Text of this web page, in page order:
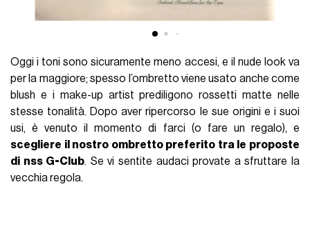
Oggi i toni sono sicuramente meno accesi, e il nude look va
per la maggiore; spesso l’ombretto viene usato anche come
blush e i make-up artist prediligono rossetti matte nelle
stesse tonalità. Dopo aver ripercorso le sue origini e i suoi
usi, è venuto il momento di farci (o fare un regalo), e
scegliere il nostro ombretto preferito tra le proposte
di nss G-Club. Se vi sentite audaci provate a sfruttare la
vecchia regola.